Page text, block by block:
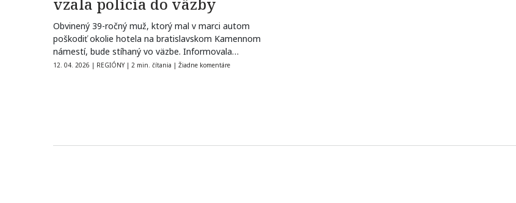
Obvinený 39-ročný muž, ktorý mal v marci autom
poškodiť okolie hotela na bratislavskom Kamennom
námestí, bude stíhaný vo väzbe. Informovala…
12. 04. 2026 | REGIÓNY | 2 min. čítania | Žiadne komentáre